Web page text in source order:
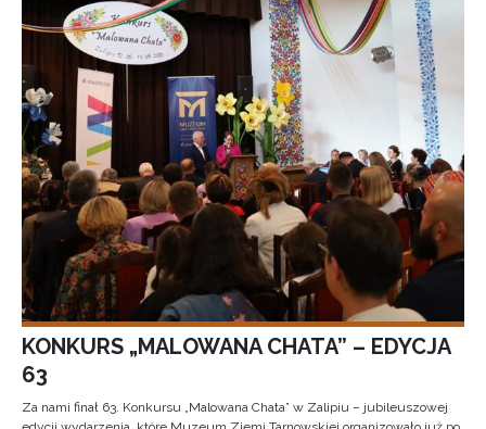
KONKURS „MALOWANA CHATA” – EDYCJA
63
Za nami finał 63. Konkursu „Malowana Chata” w Zalipiu – jubileuszowej